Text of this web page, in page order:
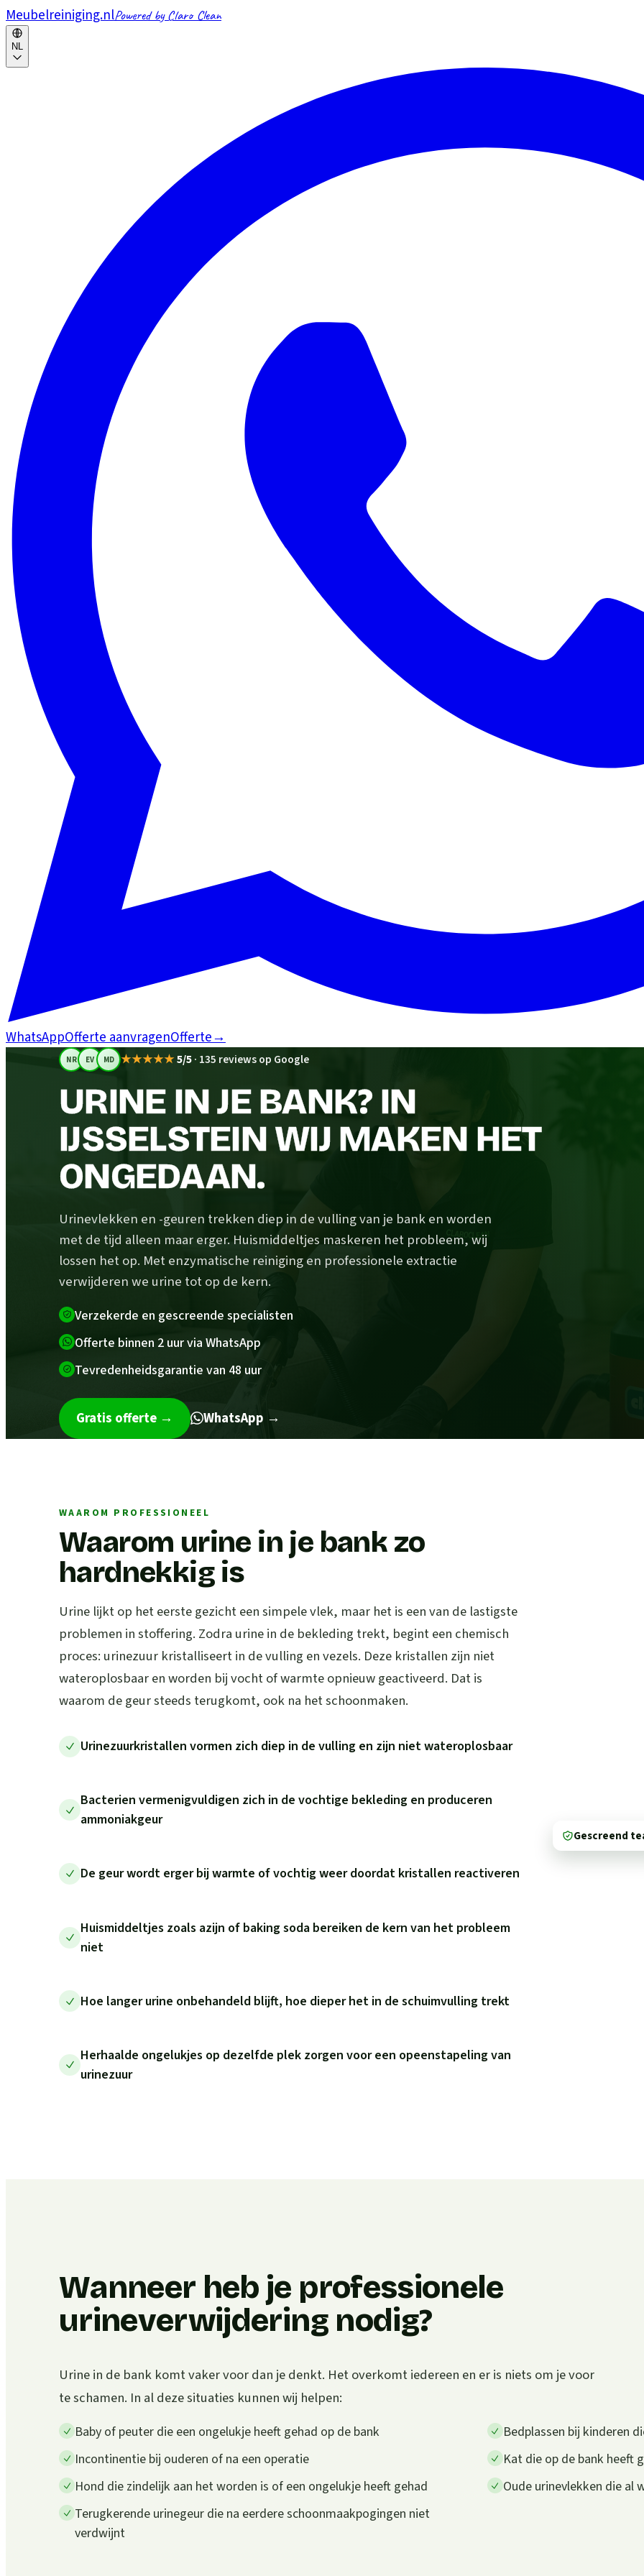
Meubelreiniging.nlPowered by Claro Clean
NL
WhatsAppOfferte aanvragenOfferte→
NR EV MD ★★★★★5/5· 135 reviews op Google
URINE IN JE BANK? IN
IJSSELSTEIN WIJ MAKEN HET
ONGEDAAN.
Urinevlekken en -geuren trekken diep in de vulling van je bank en worden
met de tijd alleen maar erger. Huismiddeltjes maskeren het probleem, wij
lossen het op. Met enzymatische reiniging en professionele extractie
verwijderen we urine tot op de kern.
Verzekerde en gescreende specialisten
Offerte binnen 2 uur via WhatsApp
Tevredenheidsgarantie van 48 uur
Gratis offerte → WhatsApp →
WAAROM PROFESSIONEEL
Waarom urine in je bank zo
hardnekkig is
Urine lijkt op het eerste gezicht een simpele vlek, maar het is een van de lastigste
problemen in stoffering. Zodra urine in de bekleding trekt, begint een chemisch
proces: urinezuur kristalliseert in de vulling en vezels. Deze kristallen zijn niet
wateroplosbaar en worden bij vocht of warmte opnieuw geactiveerd. Dat is
waarom de geur steeds terugkomt, ook na het schoonmaken.
Urinezuurkristallen vormen zich diep in de vulling en zijn niet wateroplosbaar
Bacterien vermenigvuldigen zich in de vochtige bekleding en produceren
ammoniakgeur
De geur wordt erger bij warmte of vochtig weer doordat kristallen reactiveren
Huismiddeltjes zoals azijn of baking soda bereiken de kern van het probleem
niet
Hoe langer urine onbehandeld blijft, hoe dieper het in de schuimvulling trekt
Herhaalde ongelukjes op dezelfde plek zorgen voor een opeenstapeling van
urinezuur
Gescreend
Wanneer heb je professionele
urineverwijdering nodig?
Urine in de bank komt vaker voor dan je denkt. Het overkomt iedereen en er is niets om je voor
te schamen. In al deze situaties kunnen wij helpen:
Baby of peuter die een ongelukje heeft gehad op de bank
Bedplassen bij kinderen
Incontinentie bij ouderen of na een operatie
Kat die op de bank heeft
Hond die zindelijk aan het worden is of een ongelukje heeft gehad
Oude urinevlekken die al
Terugkerende urinegeur die na eerdere schoonmaakpogingen niet
verdwijnt